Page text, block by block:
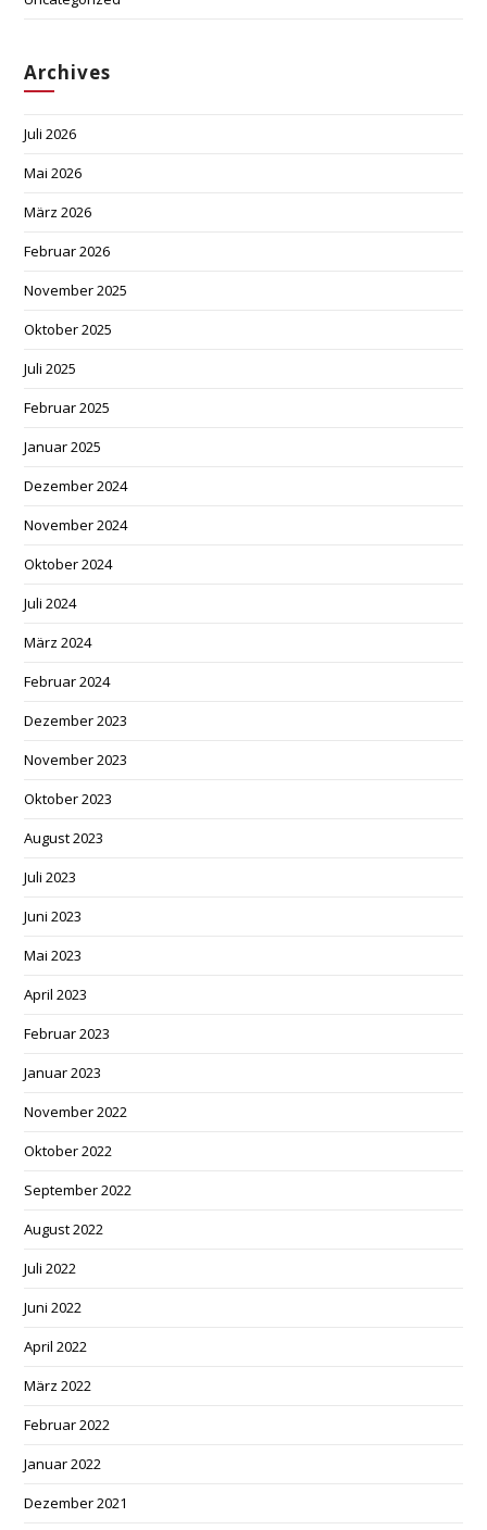
Archives
Juli 2026
Mai 2026
März 2026
Februar 2026
November 2025
Oktober 2025
Juli 2025
Februar 2025
Januar 2025
Dezember 2024
November 2024
Oktober 2024
Juli 2024
März 2024
Februar 2024
Dezember 2023
November 2023
Oktober 2023
August 2023
Juli 2023
Juni 2023
Mai 2023
April 2023
Februar 2023
Januar 2023
November 2022
Oktober 2022
September 2022
August 2022
Juli 2022
Juni 2022
April 2022
März 2022
Februar 2022
Januar 2022
Dezember 2021